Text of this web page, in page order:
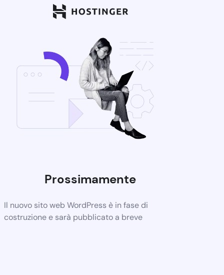
Prossimamente
Il nuovo sito web WordPress è in fase di
costruzione e sarà pubblicato a breve